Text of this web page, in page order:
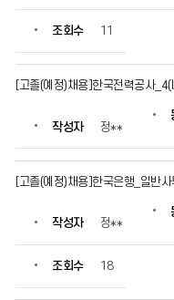
조회수 11
[고졸(예정)채용]한국전력공사
작성자 정**
[고졸(예정)채용]한국은행_일반
작성자 정**
조회수 18